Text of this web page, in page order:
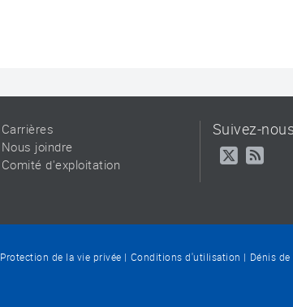
Carrières
Nous joindre
Comité d'exploitation
Suivez-nous
Protection de la vie privée Conditions d'utilisation Dénis